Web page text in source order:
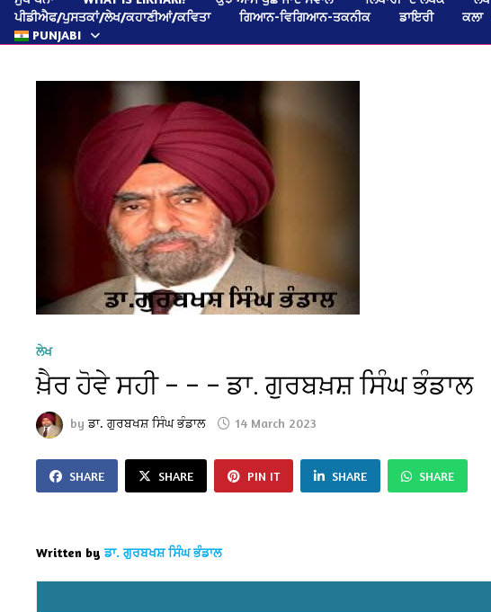
ਪੀਡੀਐਫ/ਪੁਸਤਕਾਂ/ਲੇਖ/ਕਹਾਣੀਆਂ/ਕਵਿਤਾ
ਗਿਆਨ-ਵਿਗਿਆਨ-ਤਕਨੀਕ ਡਾਇਰੀ ਕਲਾ
PUNJABI
ਲੇਖ
ਖ਼ੈਰ ਹੋਵੇ ਸਹੀ – – – ਡਾ. ਗੁਰਬਖ਼ਸ਼ ਸਿੰਘ ਭੰਡਾਲ
byਡਾ. ਗੁਰਬਖਸ਼ ਸਿੰਘ ਭੰਡਾਲ 14 March 2023
SHARE SHARE PIN IT SHARE SHARE
Written by ਡਾ. ਗੁਰਬਖਸ਼ ਸਿੰਘ ਭੰਡਾਲ